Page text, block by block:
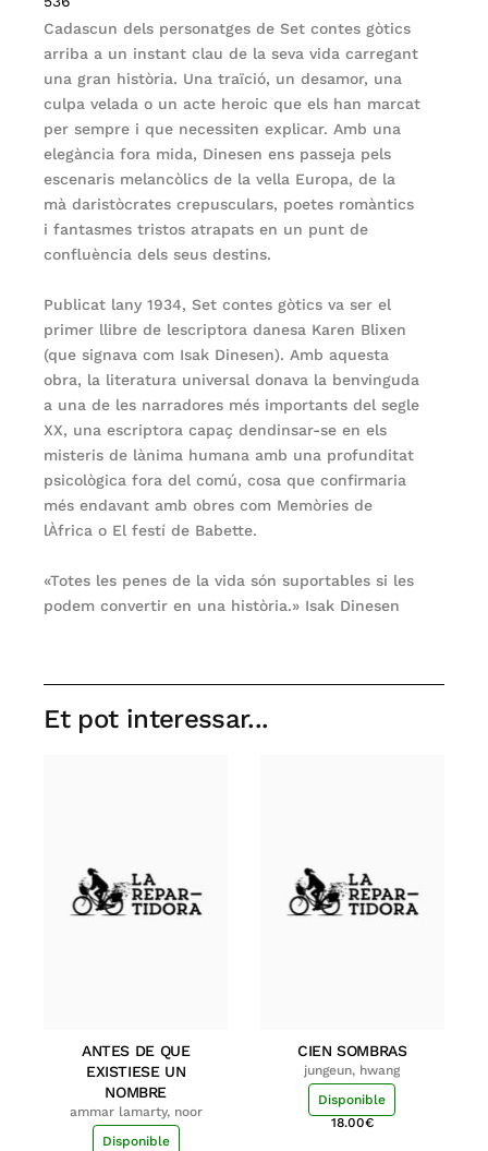
Cadascun dels personatges de Set contes gòtics
arriba a un instant clau de la seva vida carregant
una gran història. Una traïció, un desamor, una
culpa velada o un acte heroic que els han marcat
per sempre i que necessiten explicar. Amb una
elegància fora mida, Dinesen ens passeja pels
escenaris melancòlics de la vella Europa, de la
mà daristòcrates crepusculars, poetes romàntics
i fantasmes tristos atrapats en un punt de
confluència dels seus destins.
Publicat lany 1934, Set contes gòtics va ser el
primer llibre de lescriptora danesa Karen Blixen
(que signava com Isak Dinesen). Amb aquesta
obra, la literatura universal donava la benvinguda
a una de les narradores més importants del segle
XX, una escriptora capaç dendinsar-se en els
misteris de lànima humana amb una profunditat
psicològica fora del comú, cosa que confirmaria
més endavant amb obres com Memòries de
lÀfrica o El festí de Babette.
«Totes les penes de la vida són suportables si les
podem convertir en una història.» Isak Dinesen
Et pot interessar...
ANTES DE QUE
EXISTIESE UN
NOMBRE
ammar lamarty, noor
Disponible
CIEN SOMBRAS
jungeun, hwang
Disponible
18.00€